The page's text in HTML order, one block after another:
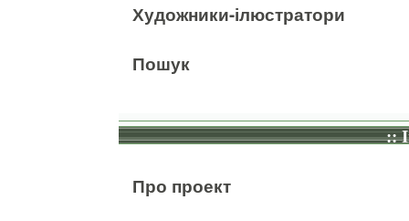
Художники-ілюстратори
Пошук
::
Про проект